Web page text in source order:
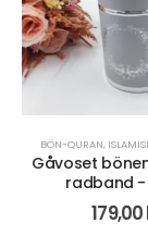
BÖN-QURAN,
Gåvoset flicka
med
169,00kr